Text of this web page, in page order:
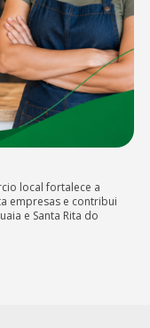
local fortalece a
empresas e contribui
e Santa Rita do